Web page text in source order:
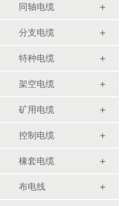
同轴电缆
分支电缆
特种电缆
架空电缆
矿用电缆
控制电缆
橡套电缆
布电线